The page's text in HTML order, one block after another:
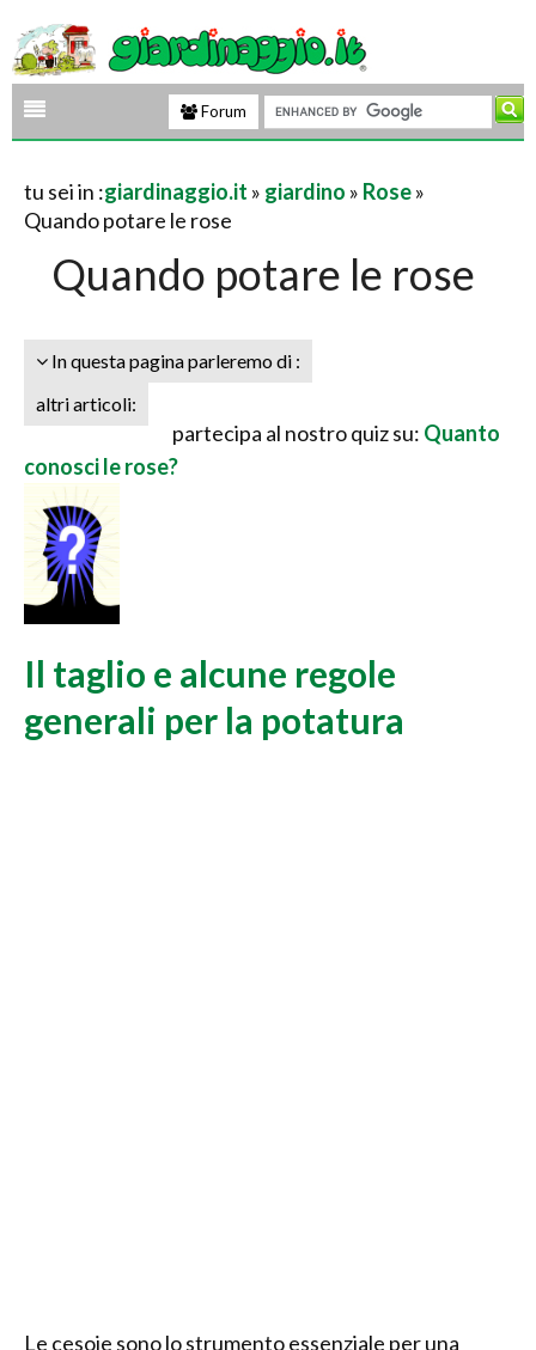
Forum
tu sei in :giardinaggio.it » giardino » Rose»
Quando potare le rose
Quando potare le rose
In questa pagina parleremo di :
altri articoli:
partecipa al nostro quiz su: Quanto
conosci le rose?
Il taglio e alcune regole
generali per la potatura
Le cesoie sono lo strumento essenziale per una